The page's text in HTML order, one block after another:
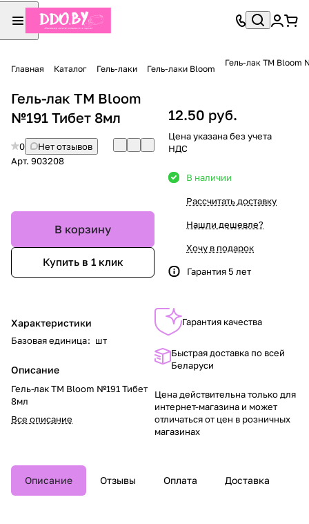
Главная Каталог Гель-лаки Гель-лаки Bloom
Гель-лак TM Bloom
Гель-лак TM Bloom
№191 Тибет 8мл
0
Нет отзывов
Арт. 903208
В корзину
Купить в 1 клик
Характеристики
Базовая единица: шт
Описание
Гель-лак TM Bloom №191 Тибет
8мл
Все описание
12.50 руб.
Цена указана без учета
НДС
В наличии
Рассчитать доставку
Нашли дешевле?
Хочу в подарок
Гарантия 5 лет
Гарантия качества
Быстрая доставка по всей
Беларуси
Цена действительна только для
интернет-магазина и может
отличаться от цен в розничных
магазинах
Описание Отзывы Оплата Доставка